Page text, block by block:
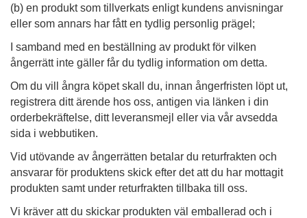
(b) en produkt som tillverkats enligt kundens anvisningar
eller som annars har fått en tydlig personlig prägel;
I samband med en beställning av produkt för vilken
ångerrätt inte gäller får du tydlig information om detta.
Om du vill ångra köpet skall du, innan ångerfristen löpt ut,
registrera ditt ärende hos oss, antigen via länken i din
orderbekräftelse, ditt leveransmejl eller via vår avsedda
sida i webbutiken.
Vid utövande av ångerrätten betalar du returfrakten och
ansvarar för produktens skick efter det att du har mottagit
produkten samt under returfrakten tillbaka till oss.
Vi kräver att du skickar produkten väl emballerad och i